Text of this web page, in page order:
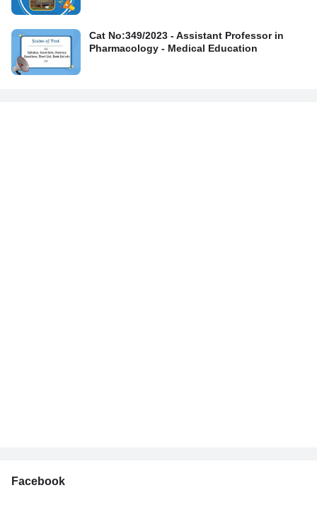
Cat No:349/2023 - Assistant Professor in
Pharmacology - Medical Education
Facebook